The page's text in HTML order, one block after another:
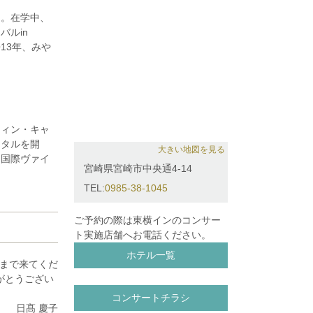
在学中、
ルin
年、みや
祭に参加
ーディン
ン・キャ
ルを開
際ヴァイ
展開し、昨
で来てくだ
とうござい
日髙 慶子
大きい地図を見る
宮崎県宮崎市中央通4-14
TEL:0985-38-1045
ご予約の際は東横インのコンサー
ト実施店舗へお電話ください。
ホテル一覧
コンサートチラシ